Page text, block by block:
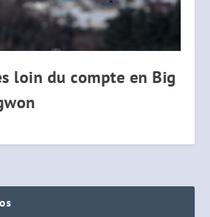
loin du compte en Big